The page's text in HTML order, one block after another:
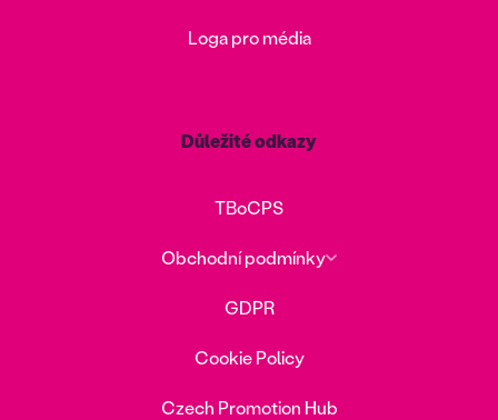
Loga pro média
Důležité odkazy
TBoCPS
Obchodní podmínky
GDPR
Cookie Policy
Czech Promotion Hub